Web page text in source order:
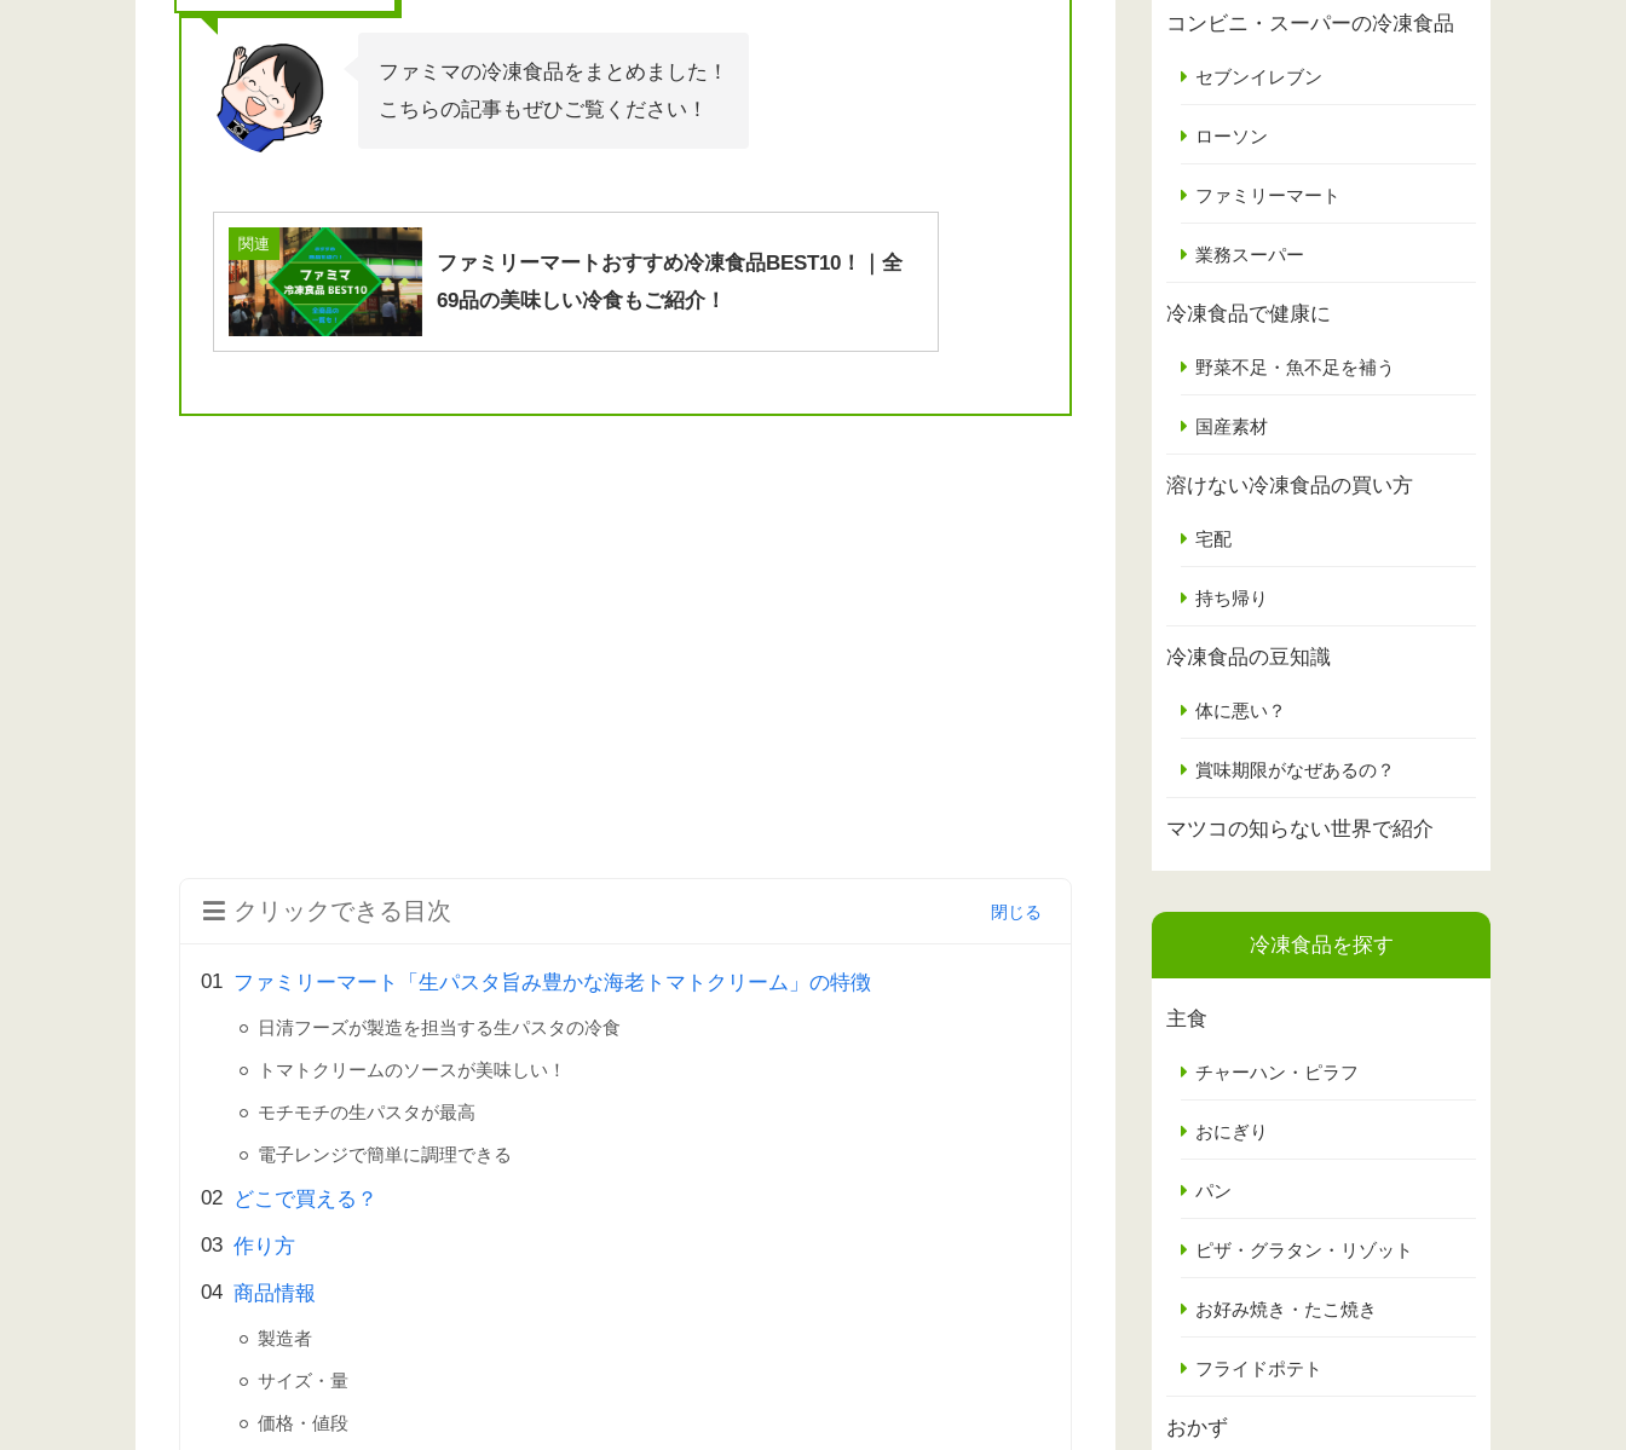
ファミマの冷凍食品をまとめました！
こちらの記事もぜひご覧ください！
関連
ファミリーマートおすすめ冷凍食品BEST10！｜全
69品の美味しい冷食もご紹介！
クリックできる目次
ファミリーマート「生パスタ旨み豊かな海老トマトクリーム」の特徴
日清フーズが製造を担当する生パスタの冷食
トマトクリームのソースが美味しい！
モチモチの生パスタが最高
電子レンジで簡単に調理できる
どこで買える？
作り方
商品情報
製造者
サイズ・量
価格・値段
コンビニ・スーパーの冷凍食品
セブンイレブン
ローソン
ファミリーマート
業務スーパー
冷凍食品で健康に
野菜不足・魚不足を補う
国産素材
溶けない冷凍食品の買い方
宅配
持ち帰り
冷凍食品の豆知識
体に悪い？
賞味期限がなぜあるの？
マツコの知らない世界で紹介
冷凍食品を探す
主食
チャーハン・ピラフ
おにぎり
パン
ピザ・グラタン・リゾット
お好み焼き・たこ焼き
フライドポテト
おかず